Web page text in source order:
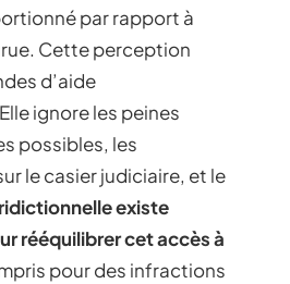
par rapport à
Cette perception
d’aide
ignore les peines
possibles, les
le casier judiciaire, et le
existe
rééquilibrer cet accès à
pour des infractions